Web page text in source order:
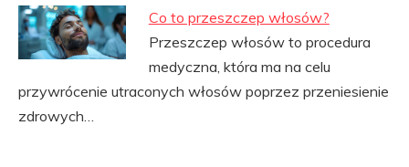
Co to przeszczep włosów?
Przeszczep włosów to procedura
medyczna, która ma na celu
przywrócenie utraconych włosów poprzez przeniesienie
zdrowych…